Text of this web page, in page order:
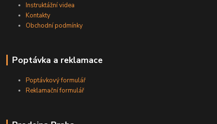
Instruktážní videa
Kontakty
Obchodní podmínky
Poptávka a reklamace
Poptávkový formulář
Reklamační formulář